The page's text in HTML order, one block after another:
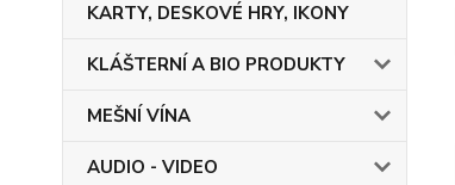
KARTY, DESKOVÉ HRY, IKONY
KLÁŠTERNÍ A BIO PRODUKTY
MEŠNÍ VÍNA
AUDIO - VIDEO